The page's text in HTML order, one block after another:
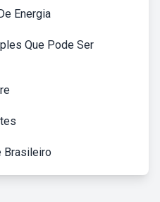
Energia
Que Pode Ser
Brasileiro